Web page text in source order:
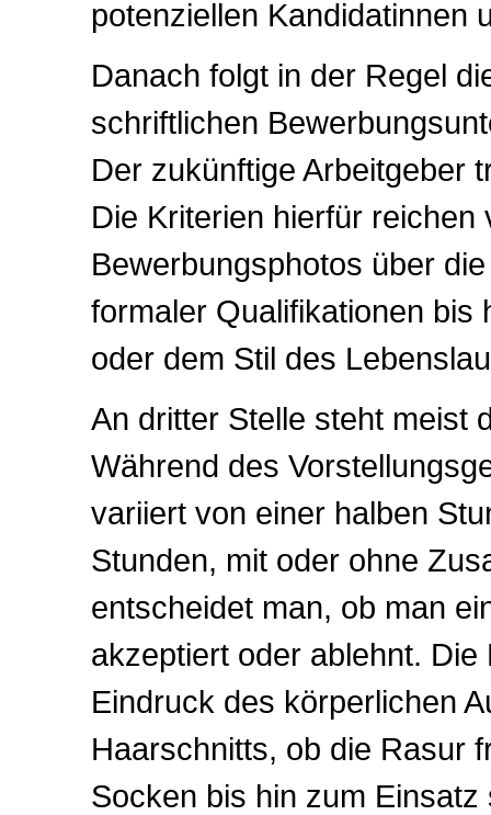
potenziellen Kandidatinnen
Danach folgt in der Regel
schriftlichen
Der zukünftige Arbeitgeber
Die Kriterien hierfür reichen
Bewerbungsphotos über
formaler Qualifikationen bis
oder dem Stil des
An dritter Stelle steht meist
Während des
variiert von einer halben
Stunden, mit oder ohne
entscheidet man, ob man
akzeptiert oder ablehnt.
Eindruck des körperlichen
Haarschnitts, ob die Rasur
Socken bis hin zum